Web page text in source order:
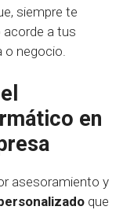
siempre te
a tus
negocio.
en
asesoramiento y
que